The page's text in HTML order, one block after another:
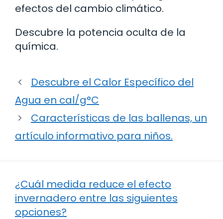
efectos del cambio climático.
Descubre la potencia oculta de la
química.
Descubre el Calor Específico del
Agua en cal/g°C
Características de las ballenas, un
artículo informativo para niños.
¿Cuál medida reduce el efecto
invernadero entre las siguientes
opciones?